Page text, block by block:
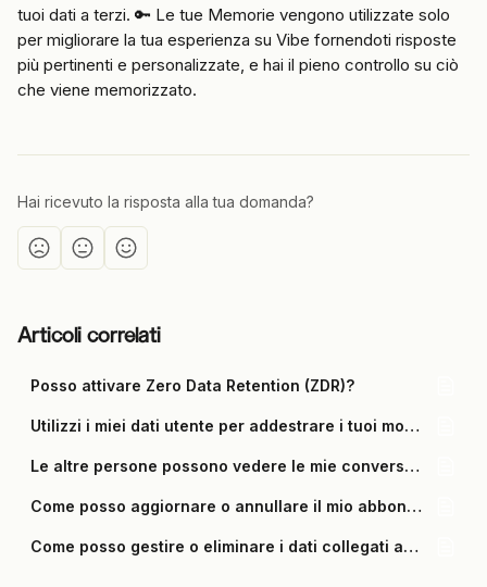
tuoi dati a terzi. 🔑 Le tue Memorie vengono utilizzate solo
per migliorare la tua esperienza su Vibe fornendoti risposte
più pertinenti e personalizzate, e hai il pieno controllo su ciò
che viene memorizzato.
Hai ricevuto la risposta alla tua domanda?
Articoli correlati
Posso attivare Zero Data Retention (ZDR)?
Utilizzi i miei dati utente per addestrare i tuoi modelli di Intelligenza Artificiale?
Le altre persone possono vedere le mie conversazioni?
Come posso aggiornare o annullare il mio abbonamento a Vibe?
Come posso gestire o eliminare i dati collegati a strumenti di terze parti?